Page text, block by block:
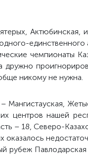
Актюбинская,
единственного
чемпионаты
дружно
никому не нужна.
Мангистауская,
центров нашей
– 18, Северо-
оказалось
рубеж Павлодарская